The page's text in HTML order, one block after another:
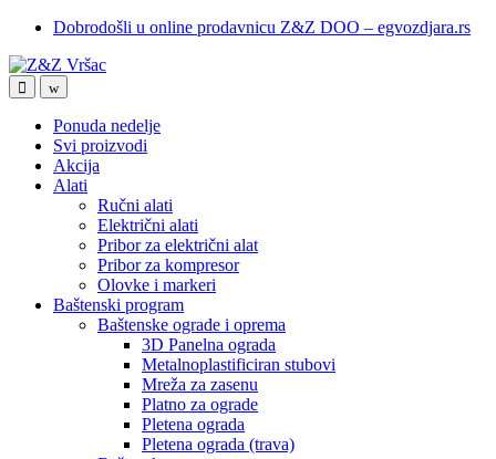
Skip
navigation
Skip
content
Dobrodošli u online prodavnicu Z&Z DOO – egvozdjara.rs
Ponuda nedelje
Svi proizvodi
Akcija
Alati
Ručni alati
Električni alati
Pribor za električni alat
Pribor za kompresor
Olovke i markeri
Baštenski program
Baštenske ograde i oprema
3D Panelna ograda
Metalnoplastificiran stubovi
Mreža za zasenu
Platno za ograde
Pletena ograda
Pletena ograda (trava)